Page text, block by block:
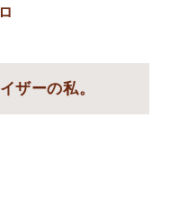
ザーの私。